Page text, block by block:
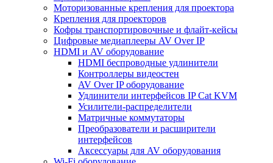
Моторизованные крепления для проектора
Крепления для проекторов
Кофры транспортировочные и флайт-кейсы
Цифровые медиаплееры AV Over IP
HDMI и AV оборудование
HDMI беспроводные удлинители
Контроллеры видеостен
AV Over IP оборудование
Удлинители интерфейсов IP Cat KVM
Усилители-распределители
Матричные коммутаторы
Преобразователи и расширители
интерфейсов
Аксессуары для AV оборудования